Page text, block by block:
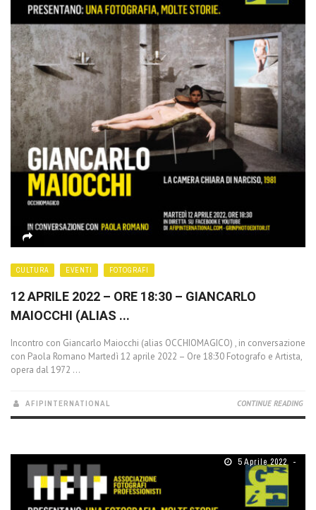
CULTURA EVENTI FOTOGRAFI
12 APRILE 2022 – ORE 18:30 – GIANCARLO
MAIOCCHI (ALIAS ...
Incontro con Giancarlo Maiocchi (alias OCCHIOMAGICO) , in conversazione
con Paola Romano Martedì 12 aprile 2022 – Ore 18:30 Fotografo e Artista,
opera dal 1972 ...
AFIPINTERNATIONAL CONTINUE READING
5 Aprile 2022